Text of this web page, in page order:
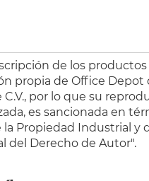
de los productos
propia de Office Depot
C.V., por lo que su
es sancionada en
la Propiedad Industrial y
del Derecho de Autor".